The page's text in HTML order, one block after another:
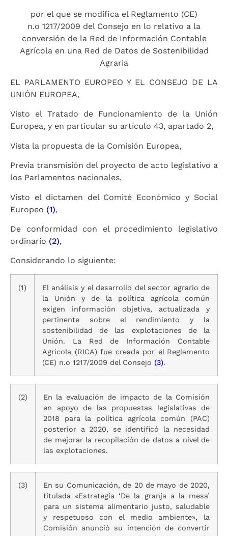
por el que se modifica el Reglamento (CE)
n.o 1217/2009 del Consejo en lo relativo a la
conversión de la Red de Información Contable
Agrícola en una Red de Datos de Sostenibilidad
Agraria
EL PARLAMENTO EUROPEO Y EL CONSEJO DE LA
UNIÓN EUROPEA,
Visto el Tratado de Funcionamiento de la Unión
Europea, y en particular su artículo 43, apartado 2,
Vista la propuesta de la Comisión Europea,
Previa transmisión del proyecto de acto legislativo a
los Parlamentos nacionales,
Visto el dictamen del Comité Económico y Social
Europeo (1),
De conformidad con el procedimiento legislativo
ordinario (2),
Considerando lo siguiente:
(1)
El análisis y el desarrollo del sector agrario de
la Unión y de la política agrícola común
exigen información objetiva, actualizada y
pertinente sobre el rendimiento y la
sostenibilidad de las explotaciones de la
Unión. La Red de Información Contable
Agrícola (RICA) fue creada por el Reglamento
(CE) n.o 1217/2009 del Consejo (3).
(2)
En la evaluación de impacto de la Comisión
en apoyo de las propuestas legislativas de
2018 para la política agrícola común (PAC)
posterior a 2020, se identificó la necesidad
de mejorar la recopilación de datos a nivel de
las explotaciones.
(3)
En su Comunicación, de 20 de mayo de 2020,
titulada «Estrategia ‘De la granja a la mesa’
para un sistema alimentario justo, saludable
y respetuoso con el medio ambiente», la
Comisión anunció su intención de convertir